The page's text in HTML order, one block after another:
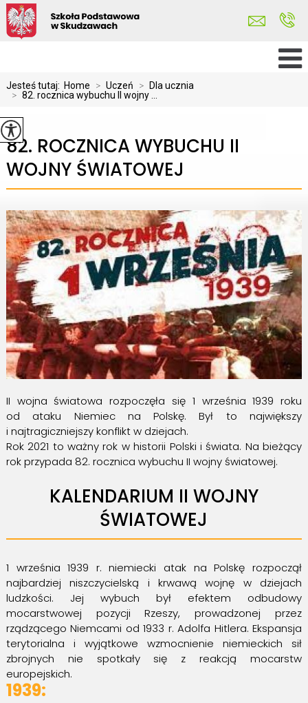
Jesteś tutaj: Home > Uczeń >
Dla ucznia
> 82. rocznica wybuchu II wojny ...
82. ROCZNICA WYBUCHU II
WOJNY ŚWIATOWEJ
II wojna światowa rozpoczęła się 1 września 1939 roku
od ataku Niemiec na Polskę. Był to największy
i najtragiczniejszy konflikt w dziejach.
Rok 2021 to ważny rok w historii Polski i świata. Na bieżący
rok przypada 82. rocznica wybuchu II wojny światowej.
KALENDARIUM II WOJNY
ŚWIATOWEJ
1 września 1939 r. niemiecki atak na Polskę rozpoczął
najbardziej niszczycielską i krwawą wojnę w dziejach
ludzkości. Jej wybuch był efektem odbudowy
mocarstwowej pozycji Rzeszy, prowadzonej przez
rządzącego Niemcami od 1933 r. Adolfa Hitlera. Ekspansja
terytorialna i wyjątkowe wzmocnienie niemieckich sił
zbrojnych nie spotkały się z reakcją mocarstw
europejskich.
1939: